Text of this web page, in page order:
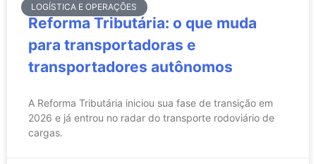
LOGÍSTICA E OPERAÇÕES
Reforma Tributária: o que muda
para transportadoras e
transportadores autônomos
A Reforma Tributária iniciou sua fase de transição em
2026 e já entrou no radar do transporte rodoviário de
cargas.